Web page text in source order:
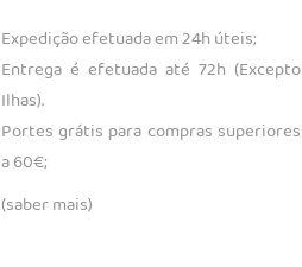
Expedição efetuada em 24h úteis;
Entrega é efetuada até 72h (Excepto
Ilhas).
Portes grátis para compras superiores
a 60€;
(saber mais)